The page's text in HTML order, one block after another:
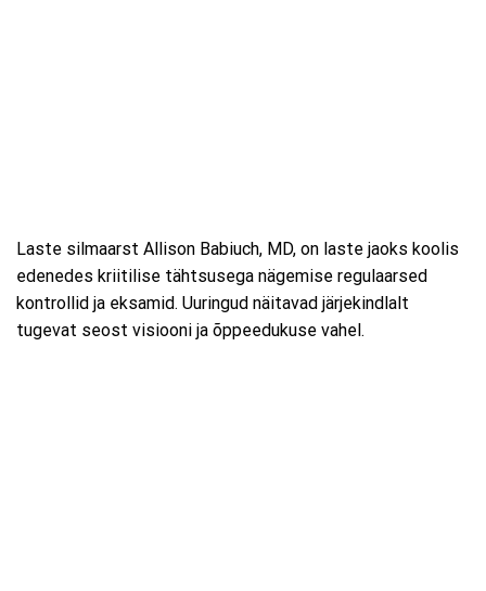
Laste silmaarst Allison Babiuch, MD, on laste jaoks koolis
edenedes kriitilise tähtsusega nägemise regulaarsed
kontrollid ja eksamid. Uuringud näitavad järjekindlalt
tugevat seost visiooni ja õppeedukuse vahel.